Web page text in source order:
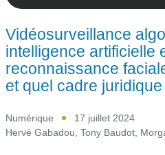
Vidéosurveillance
intelligence artificielle
reconnaissance
et quel cadre
Numérique
17 juillet 2024
Hervé Gabadou Tony Baudot